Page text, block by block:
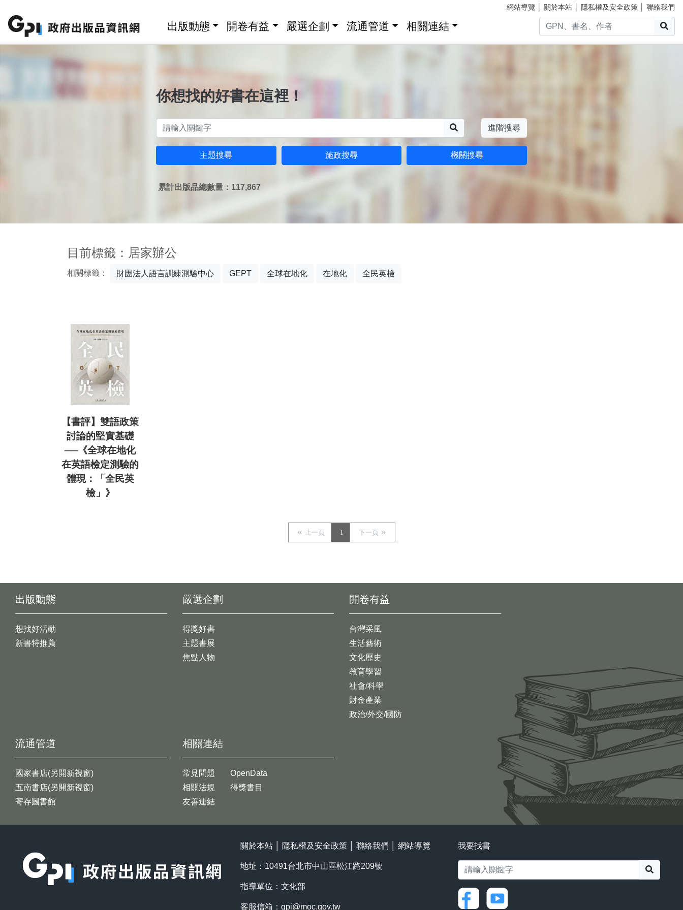
網站導覽 關於本站 隱私權及安全政策 聯絡我們
出版動態 開卷有益 嚴選企劃 流通管道 相關連結
你想找的好書在這裡！
進階搜尋
主題搜尋 施政搜尋 機關搜尋
累計出版品總數量：117,867
目前標籤：居家辦公
相關標籤： 財團法人語言訓練測驗中心 GEPT 全球在地化 在地化 全民英檢
【書評】雙語政策
討論的堅實基礎
──《全球在地化
在英語檢定測驗的
體現：「全民英
檢」》
上一頁 1 下一頁
出版動態
想找好活動
新書特推薦
開卷有益
台灣采風
生活藝術
文化歷史
教育學習
社會/科學
財金產業
政治/外交/國防
嚴選企劃
得獎好書
主題書展
焦點人物
流通管道
國家書店(另開新視窗)
五南書店(另開新視窗)
寄存圖書館
相關連結
常見問題
相關法規
友善連結
OpenData
得獎書目
關於本站 隱私權及安全政策 聯絡我們 網站導覽
地址：10491台北市中山區松江路209號
指導單位：文化部
客服信箱： gpi@moc.gov.tw
我要找書